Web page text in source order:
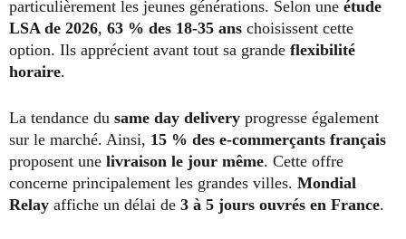
particulièrement les jeunes générations. Selon une étude
LSA de 2026, 63 % des 18-35 ans choisissent cette
option. Ils apprécient avant tout sa grande flexibilité
horaire.
La tendance du same day delivery progresse également
sur le marché. Ainsi, 15 % des e-commerçants français
proposent une livraison le jour même. Cette offre
concerne principalement les grandes villes. Mondial
Relay affiche un délai de 3 à 5 jours ouvrés en France.